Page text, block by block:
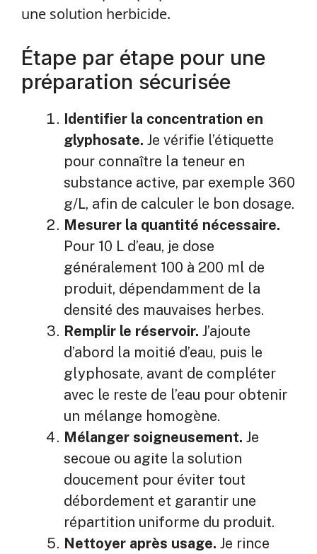
une solution herbicide.
Étape par étape pour une
préparation sécurisée
Identifier la concentration en
glyphosate. Je vérifie l’étiquette
pour connaître la teneur en
substance active, par exemple 360
g/L, afin de calculer le bon dosage.
Mesurer la quantité nécessaire.
Pour 10 L d’eau, je dose
généralement 100 à 200 ml de
produit, dépendamment de la
densité des mauvaises herbes.
Remplir le réservoir. J’ajoute
d’abord la moitié d’eau, puis le
glyphosate, avant de compléter
avec le reste de l’eau pour obtenir
un mélange homogène.
Mélanger soigneusement. Je
secoue ou agite la solution
doucement pour éviter tout
débordement et garantir une
répartition uniforme du produit.
Nettoyer après usage. Je rince